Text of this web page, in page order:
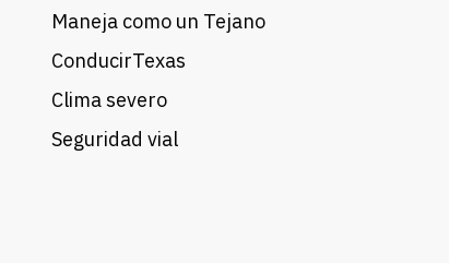
Maneja como un Tejano
ConducirTexas
Clima severo
Seguridad vial